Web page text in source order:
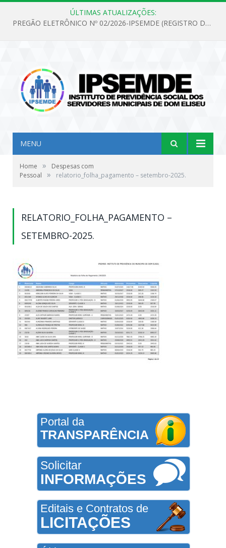
ÚLTIMAS ATUALIZAÇÕES:
PREGÃO ELETRÔNICO Nº 02/2026-IPSEMDE (REGISTRO DE PREÇOS PARA FUTURA E EVENTUAL AQUISIÇÃO DE MATERIAL DE LIMPEZA E GÊNEROS ALIMENTÍCIOS PARA ATENDER AS NECESSIDADES DO INSTITUTO DE PREVIDÊNCIA SOCIAL DOS SERVIDORES MUNICIPAIS DE DOM ELISEU.)
MENU
Home »
Despesas com
Pessoal
» relatorio_folha_pagamento – setembro-2025.
RELATORIO_FOLHA_PAGAMENTO –
SETEMBRO-2025.
Portal da
TRANSPARÊNCIA
Solicitar
INFORMAÇÕES
Editais e Contratos de
LICITAÇÕES